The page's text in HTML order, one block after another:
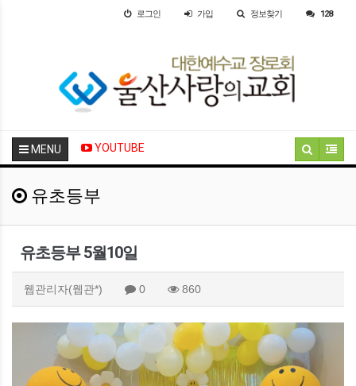
로그인 가입 정보찾기 128
MENU YOUTUBE
유초등부
유초등부 5월10일
웹관리자(웹관*) 0 860